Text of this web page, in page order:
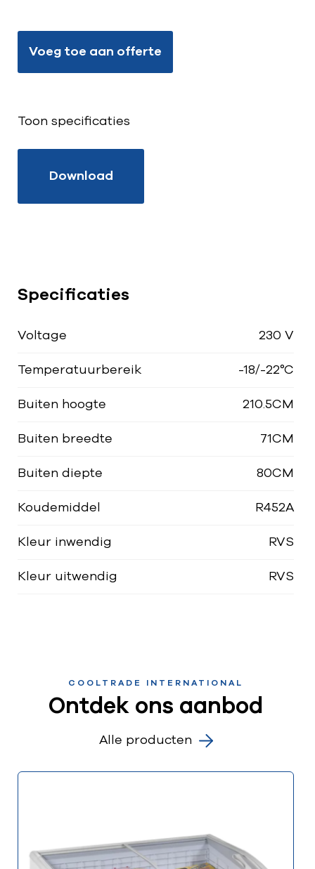
Voeg toe aan offerte
Toon specificaties
Download
Specificaties
Voltage 230 V
Temperatuurbereik -18/-22°C
Buiten hoogte 210.5CM
Buiten breedte 71CM
Buiten diepte 80CM
Koudemiddel R452A
Kleur inwendig RVS
Kleur uitwendig RVS
COOLTRADE INTERNATIONAL
Ontdek ons aanbod
Alle producten